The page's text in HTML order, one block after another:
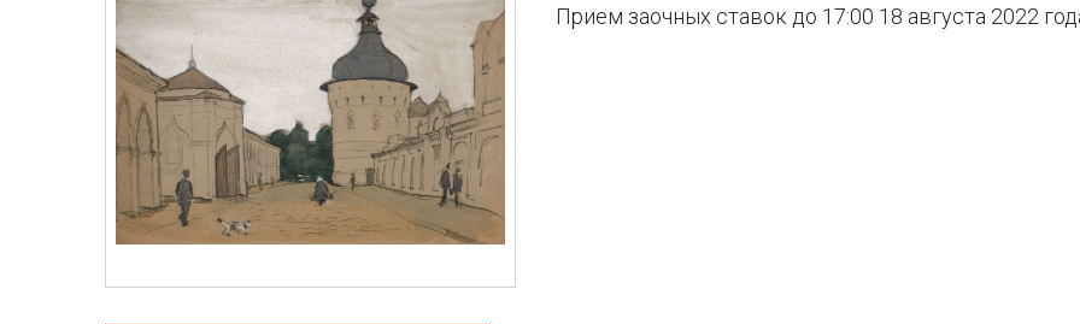
Прием заочных ставок до 17:00 18 августа 2022